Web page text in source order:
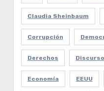
Claudia Sheinbaum
Corrupción
Derechos Discurso
Economía EEUU